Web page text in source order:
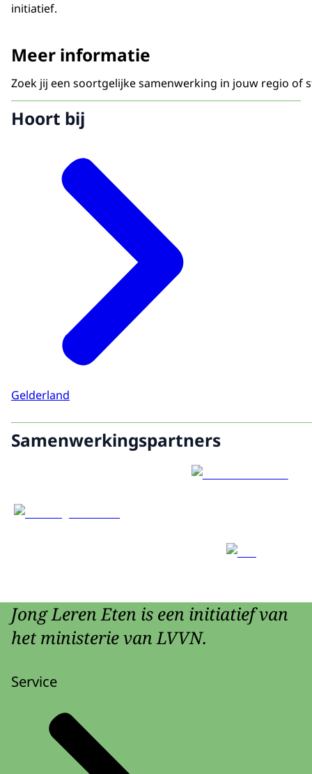
initiatief.
Meer informatie
Zoek jij een soortgelijke samenwerking in jouw regio of
Hoort bij
Gelderland
Samenwerkingspartners
Jong Leren Eten is een initiatief van
het ministerie van LVVN.
Service